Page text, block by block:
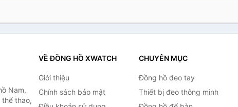
Nam,
thao,
VỀ ĐỒNG HỒ XWATCH
Giới thiệu
Chính sách bảo mật
CHUYÊN MỤC
Đồng hồ đeo tay
Thiết bị đeo thông minh